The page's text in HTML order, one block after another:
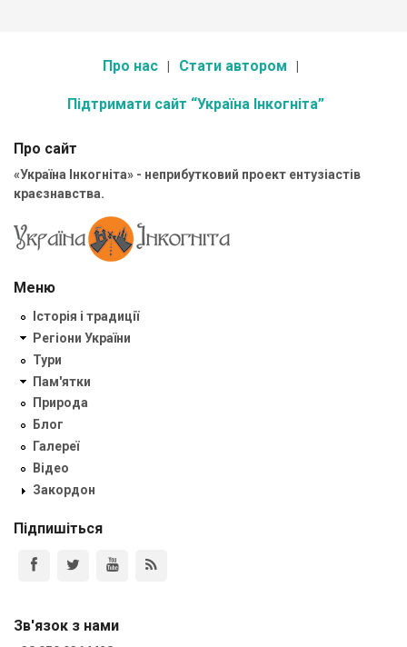
Про нас Стати автором
Підтримати сайт “Україна Інкогніта”
Про сайт
«Україна Інкогніта» - неприбутковий проект ентузіастів
краєзнавства.
Меню
Історія і традиції
Регіони України
Тури
Пам'ятки
Природа
Блог
Галереї
Відео
Закордон
Підпишіться
Зв'язок з нами